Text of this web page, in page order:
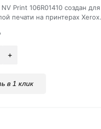
Print 106R01410 создан
печати на принтерах
в 1 клик